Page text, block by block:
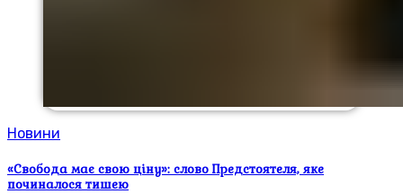
Новини
«Свобода має свою ціну»: слово Предстоятеля, яке
починалося тишею